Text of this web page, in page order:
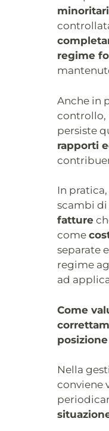
regime
Anche in
controllo,
persiste
rapporti
In
scambi di
fatture
come
separate
regime
ad
Come
posizione
Nella
conviene